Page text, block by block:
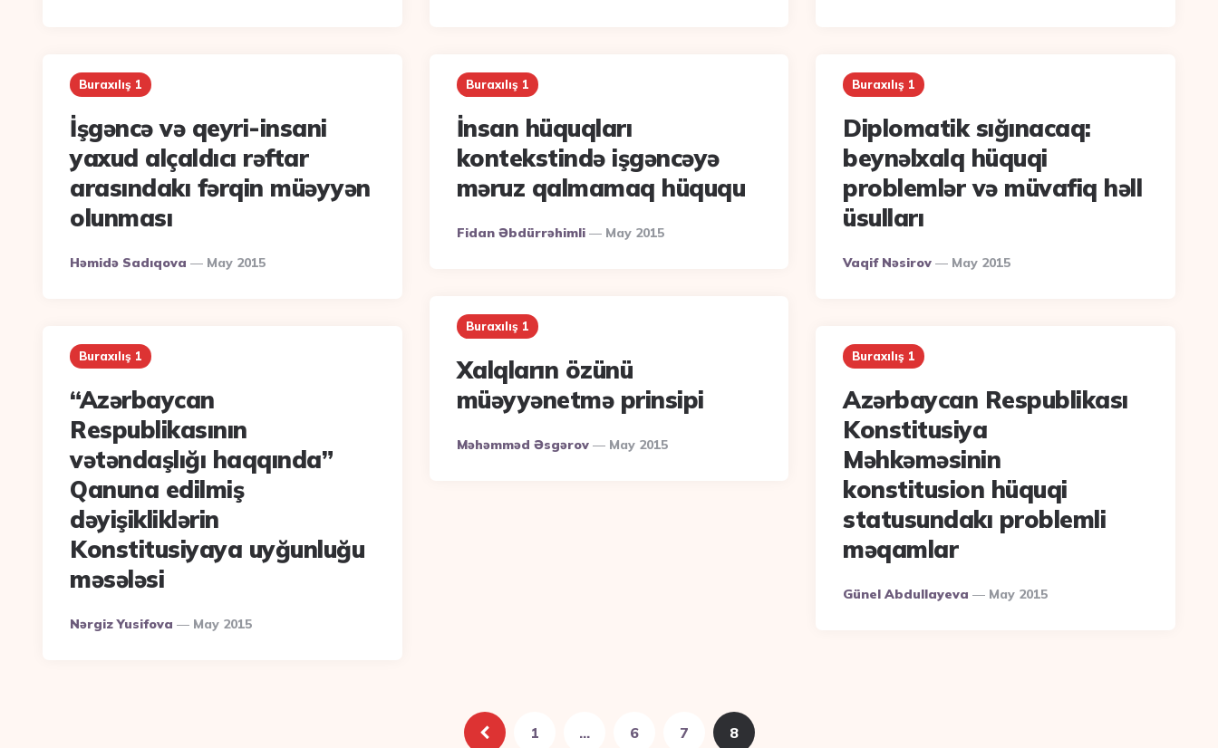
Buraxılış 1
İşgəncə və qeyri-insani
yaxud alçaldıcı rəftar
arasındakı fərqin müəyyən
olunması
Posted
Həmidə Sadıqova May 2015
Buraxılış 1
İnsan hüquqları
kontekstində işgəncəyə
məruz qalmamaq hüququ
Posted
Fidan Əbdürrəhimli May 2015
Buraxılış 1
Diplomatik sığınacaq:
beynəlxalq hüquqi
problemlər və müvafiq həll
üsulları
Posted
Vaqif Nəsirov May 2015
Buraxılış 1
Xalqların özünü
müəyyənetmə prinsipi
Posted
Məhəmməd Əsgərov May 2015
Buraxılış 1
“Azərbaycan
Respublikasının
vətəndaşlığı haqqında”
Qanuna edilmiş
dəyişikliklərin
Konstitusiyaya uyğunluğu
məsələsi
Posted
Nərgiz Yusifova May 2015
Buraxılış 1
Azərbaycan Respublikası
Konstitusiya
Məhkəməsinin
konstitusion hüquqi
statusundakı problemli
məqamlar
Posted
Günel Abdullayeva May 2015
1 … 6 7 8